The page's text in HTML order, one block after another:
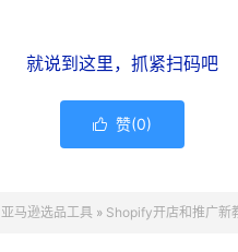
就说到这里，抓紧扫码吧
 赞(0)
亚马逊选品工具» Shopify开店和推广新